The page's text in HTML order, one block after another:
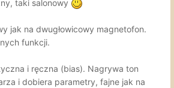
taki salonowy
jak na dwugłowicowy magnetofon.
funkcji.
i ręczna (bias). Nagrywa ton
i dobiera parametry, fajne jak na